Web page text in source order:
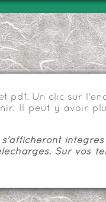
pdf. Un clic sur
Il peut y avoir
Sur vos